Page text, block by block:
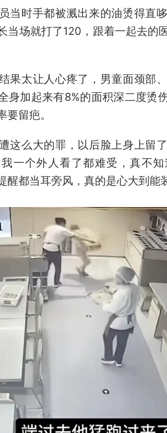
当时手都被溅出来的油烫得直
当场就打了120，跟着一起去的
果太让人心疼了，男童面颈部
身加起来有8%的面积深二度烫
要留疤。
这么大的罪，以后脸上身上留
一个外人看了都难受，真不
醒都当耳旁风，真的是心大到能